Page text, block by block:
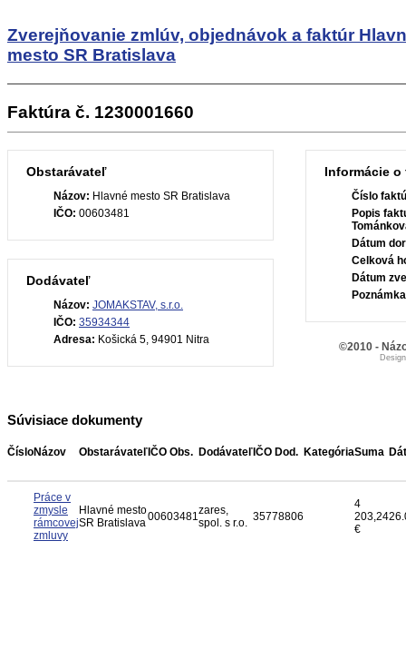
Zverejňovanie zmlúv, objednávok a faktúr
mesto SR Bratislava
Faktúra č. 1230001660
Obstarávateľ
Názov: Hlavné mesto SR Bratislava
IČO: 00603481
Dodávateľ
Názov: JOMAKSTAV, s.r.o.
IČO: 35934344
Adresa: Košická 5, 94901 Nitra
Informácie o
Číslo
Popis
Dátum
Celková
Dátum
Súvisiace dokumenty
ČísloNázov Obstarávateľ IČO Obs. Dodávateľ IČO Dod. KategóriaSuma
Práce v
zmysle
rámcovej
zmluvy
Hlavné mesto
SR Bratislava00603481zares,
spol. s r.o. 35778806
4
203,24
€
©2010 -